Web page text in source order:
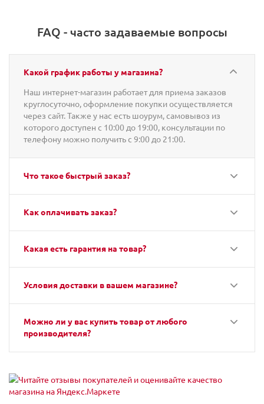
FAQ - часто задаваемые вопросы
Какой график работы у магазина?
Наш интернет-магазин работает для приема заказов
круглосуточно, оформление покупки осуществляется
через сайт. Также у нас есть шоурум, самовывоз из
которого доступен с 10:00 до 19:00, консультации по
телефону можно получить с 9:00 до 21:00.
Что такое быстрый заказ?
Как оплачивать заказ?
Какая есть гарантия на товар?
Условия доставки в вашем магазине?
Можно ли у вас купить товар от любого
производителя?